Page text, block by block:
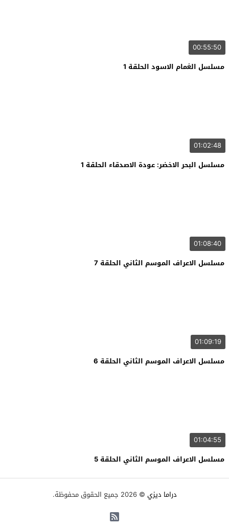
00:55:50
مسلسل الغمام الاسود الحلقة 1
01:02:48
مسلسل البحر الاخضر: عودة الاصدقاء الحلقة 1
01:08:40
مسلسل الاعراف الموسم الثاني الحلقة 7
01:09:19
مسلسل الاعراف الموسم الثاني الحلقة 6
01:04:55
مسلسل الاعراف الموسم الثاني الحلقة 5
دراما ديزي © 2026 جميع الحقوق محفوظة.